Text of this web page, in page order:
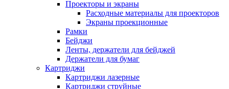
Проекторы и экраны
Расходные материалы для проекторов
Экраны проекционные
Рамки
Бейджи
Ленты, держатели для бейджей
Держатели для бумаг
Картриджи
Картриджи лазерные
Картриджи струйные